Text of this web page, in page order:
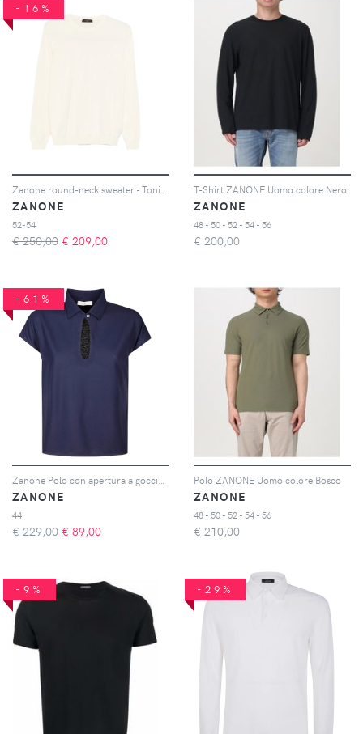
-16%
ZANONE
52-54
€ 250,00 € 209,00
T-Shirt ZANONE Uomo colore Nero
ZANONE
48 - 50 - 52 - 54 - 56
€ 200,00
-61%
ZANONE
44
€ 229,00 € 89,00
Polo ZANONE Uomo colore Bosco
ZANONE
48 - 50 - 52 - 54 - 56
€ 210,00
-9% -29%